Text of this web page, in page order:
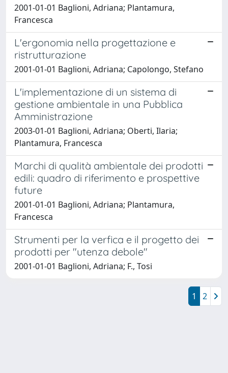
2001-01-01 Baglioni, Adriana; Plantamura,
Francesca
L'ergonomia nella progettazione e
ristrutturazione
2001-01-01 Baglioni, Adriana; Capolongo, Stefano
L'implementazione di un sistema di
gestione ambientale in una Pubblica
Amministrazione
2003-01-01 Baglioni, Adriana; Oberti, Ilaria;
Plantamura, Francesca
Marchi di qualità ambientale dei prodotti
edili: quadro di riferimento e prospettive
future
2001-01-01 Baglioni, Adriana; Plantamura,
Francesca
Strumenti per la verfica e il progetto dei
prodotti per "utenza debole"
2001-01-01 Baglioni, Adriana; F., Tosi
1 2